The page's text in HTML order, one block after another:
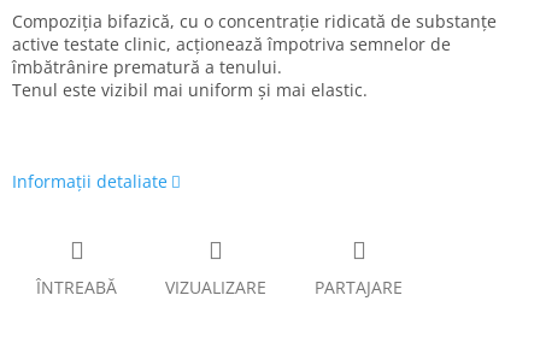
Compoziția bifazică, cu o concentrație ridicată de substanțe
active testate clinic, acționează împotriva semnelor de
îmbătrânire prematură a tenului.
Tenul este vizibil mai uniform și mai elastic.
Informaţii detaliate
ÎNTREABĂ VIZUALIZARE PARTAJARE